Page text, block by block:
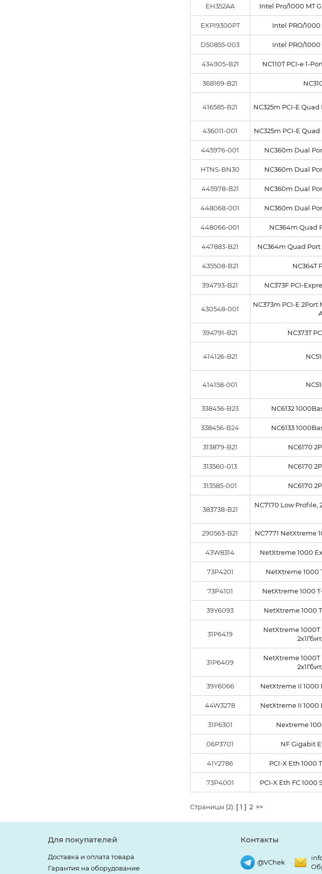
EH352AA Intel Pro/1000 MT
EXPI9300PT Intel PRO/1000
D50855-003 Intel PRO/1000
434905-B21 NC110T PCI-e 1-
368169-B21
416585-B21 NC325m PCI-E
436011-001 NC325m PCI-E
445976-001 NC360m Dual
HTNS-BN30 NC360m Dual
445978-B21 NC360m Dual
448068-001 NC360m Dual
448066-001 NC364m Quad
447883-B21 NC364m Quad
435508-B21 NC364T
394793-B21 NC373F PCI-
430548-001
NC373m PCI-E
394791-B21 NC373T
414126-B21
414158-001
338456-B23 NC6132
338456-B24 NC6133
313879-B21 NC6170
313560-013 NC6170
313585-001 NC6170
383738-B21
NC7170 Low Profile,
290563-B21 NC7771 NetXtreme
43W8314 NetXtreme 1000
73P4201 NetXtreme 1000
73P4101 NetXtreme 1000
39Y6093 NetXtreme 1000
31P6419
NetXtreme
31P6409
NetXtreme
39Y6066 NetXtreme II 1000
44W3278 NetXtreme II 1000
31P6301 Nextreme
06P3701 NF Gigabit
41Y2786 PCI-X Eth 1000
73P4001 PCI-X Eth FC 1000
Страницы (2): [ 1 ] 2 >>
Для покупателей
Доставка и оплата товара
Гарантия на оборудование
Контакты
@VChek